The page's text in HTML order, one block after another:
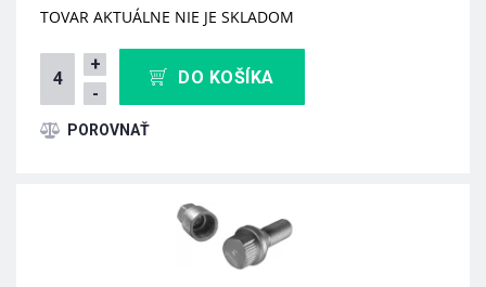
TOVAR AKTUÁLNE NIE JE SKLADOM
+
-
DO KOŠÍKA